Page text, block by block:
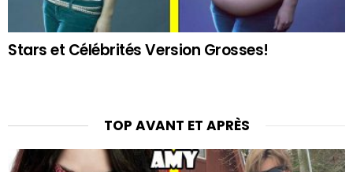
Stars et Célébrités Version Grosses!
TOP AVANT ET APRÈS